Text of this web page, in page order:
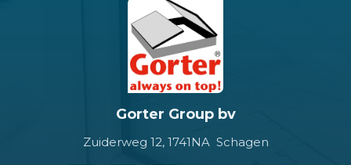
Gorter Group bv
Zuiderweg 12, 1741NA Schagen